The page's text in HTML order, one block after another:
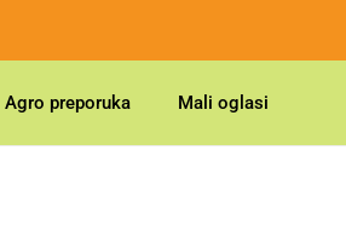
Agro preporuka Mali oglasi